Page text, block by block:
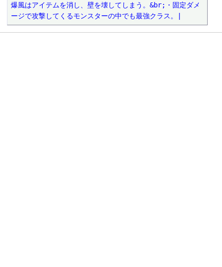
爆風はアイテムを消し、壁を壊してしまう。&br;・固定ダメ
ージで攻撃してくるモンスターの中でも最強クラス。|